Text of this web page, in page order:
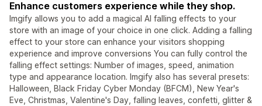
Enhance customers experience while they shop.
Imgify allows you to add a magical AI falling effects to your
store with an image of your choice in one click. Adding a falling
effect to your store can enhance your visitors shopping
experience and improve conversions You can fully control the
falling effect settings: Number of images, speed, animation
type and appearance location. Imgify also has several presets:
Halloween, Black Friday Cyber Monday (BFCM), New Year's
Eve, Christmas, Valentine's Day, falling leaves, confetti, glitter &